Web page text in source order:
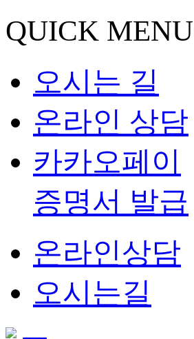
QUICK MENU
오시는 길
온라인 상담
카카오페이
증명서 발급
온라인상담
오시는길